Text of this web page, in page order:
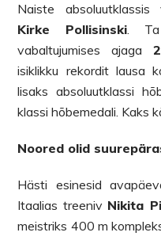
Naiste absoluutklassis
Kirke Pollisinski. Ta
vabaltujumises ajaga
isiklikku rekordit lausa
lisaks absoluutklassi
klassi hõbemedali. Kaks
Noored olid
Hästi esinesid
Itaalias treeniv Nikita
meistriks 400 m